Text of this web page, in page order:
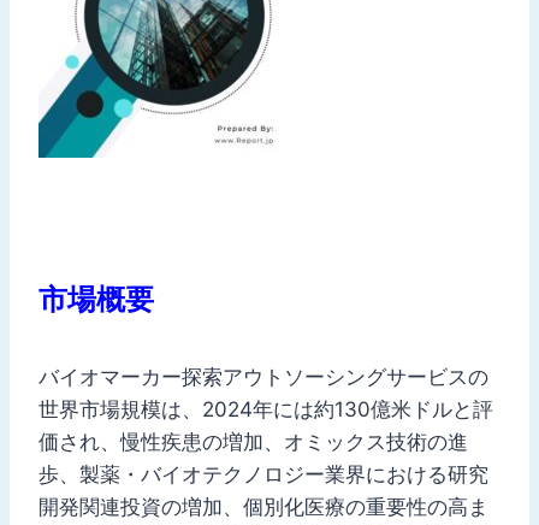
市場概要
バイオマーカー探索アウトソーシングサービスの
世界市場規模は、2024年には約130億米ドルと評
価され、慢性疾患の増加、オミックス技術の進
歩、製薬・バイオテクノロジー業界における研究
開発関連投資の増加、個別化医療の重要性の高ま